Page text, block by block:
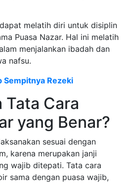
melatih diri untuk disiplin
Puasa Nazar. Hal ini melatih
menjalankan ibadah dan
nafsu.
Sempitnya Rezeki
Tata Cara
yang Benar?
sesuai dengan
karena merupakan janji
wajib ditepati. Tata cara
sama dengan puasa wajib,